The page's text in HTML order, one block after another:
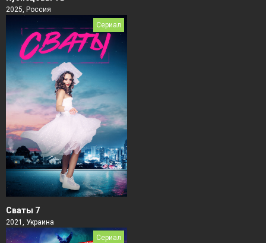
2025, Россия
Сериал
Сваты 7
2021, Украина
Сериал